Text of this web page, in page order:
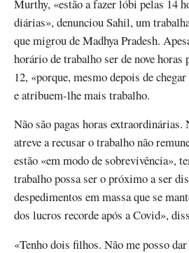
Murthy, «estão a fazer lóbi pelas 14
diárias», denunciou Sahil, um
que migrou de Madhya Pradesh.
horário de trabalho ser de nove horas
12, «porque, mesmo depois de
e atribuem-lhe mais trabalho.
Não são pagas horas extraordinárias.
atreve a recusar o trabalho não
estão «em modo de sobrevivência»,
trabalho possa ser o próximo a ser
despedimentos em massa que se
dos lucros recorde após a Covid»,
«Tenho dois filhos. Não me posso